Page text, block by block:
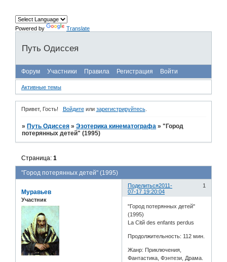
Powered by Translate
Путь Одиссея
Форум Участники Правила Регистрация Войти
Активные темы
Привет, Гость! Войдитеили зарегистрируйтесь.
» Путь Одиссея »Эзотерика кинематографа »"Город
потерянных детей" (1995)
"Город потерянных детей" (1995)
Страница:1
Поделиться 1
2011-
07-17 19:20:04
Муравьев
Участник
"Город потерянных детей"
(1995)
La Citй des enfants perdus
Продолжительность: 112 мин.
Жанр: Приключения,
Фантастика, Фэнтези, Драма.